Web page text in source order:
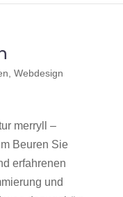
Webdesign
merryll –
Beuren Sie
erfahrenen
und